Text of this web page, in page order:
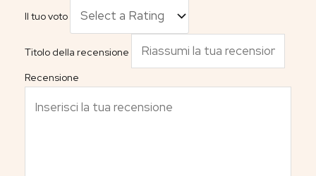
Il tuo voto
Titolo della recensione
Recensione